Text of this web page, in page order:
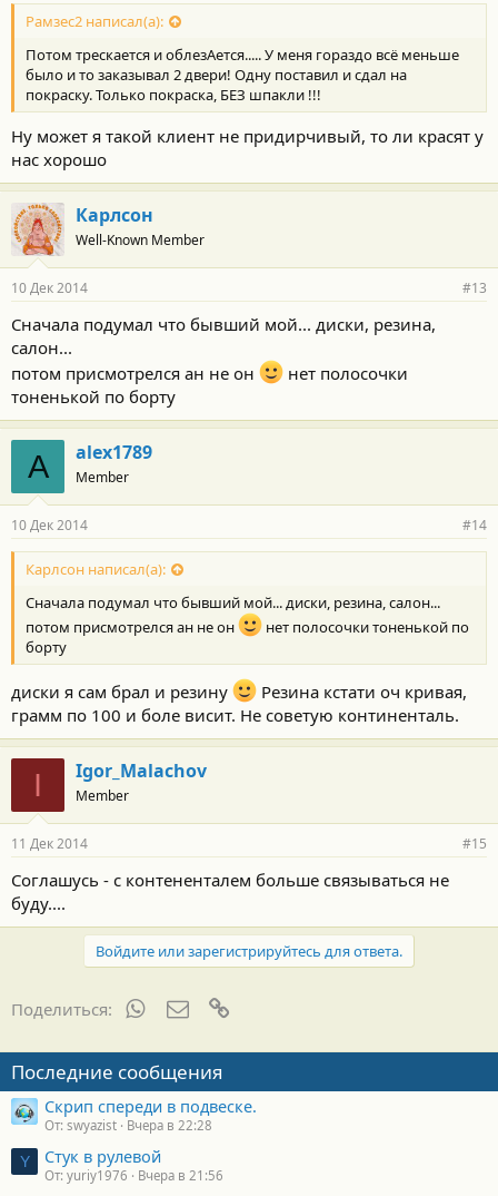
Рамзес2 написал(а):
Потом трескается и облезАется..... У меня гораздо всё меньше
было и то заказывал 2 двери! Одну поставил и сдал на
покраску. Только покраска, БЕЗ шпакли !!!
Ну может я такой клиент не придирчивый, то ли красят у
нас хорошо
Карлсон
Well-Known Member
10 Дек 2014 #13
Сначала подумал что бывший мой... диски, резина,
салон...
потом присмотрелся ан не он
нет полосочки
тоненькой по борту
A alex1789
Member
10 Дек 2014 #14
Карлсон написал(а):
Сначала подумал что бывший мой... диски, резина, салон...
потом присмотрелся ан не он
нет полосочки тоненькой по
борту
диски я сам брал и резину
Резина кстати оч кривая,
грамм по 100 и боле висит. Не советую континенталь.
I Igor_Malachov
Member
11 Дек 2014 #15
Соглашусь - с контененталем больше связываться не
буду....
Войдите или зарегистрируйтесь для ответа.
Поделиться: WhatsAppЭлектронная почта
Последние сообщения
Скрип спереди в подвеске.
От: swyazist Вчера в 22:28
Y Стук в рулевой
От: yuriy1976 Вчера в 21:56